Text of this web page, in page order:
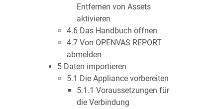
Entfernen von Assets
aktivieren
4.6 Das Handbuch öffnen
4.7 Von OPENVAS REPORT
abmelden
5 Daten importieren
5.1 Die Appliance vorbereiten
5.1.1 Voraussetzungen für
die Verbindung